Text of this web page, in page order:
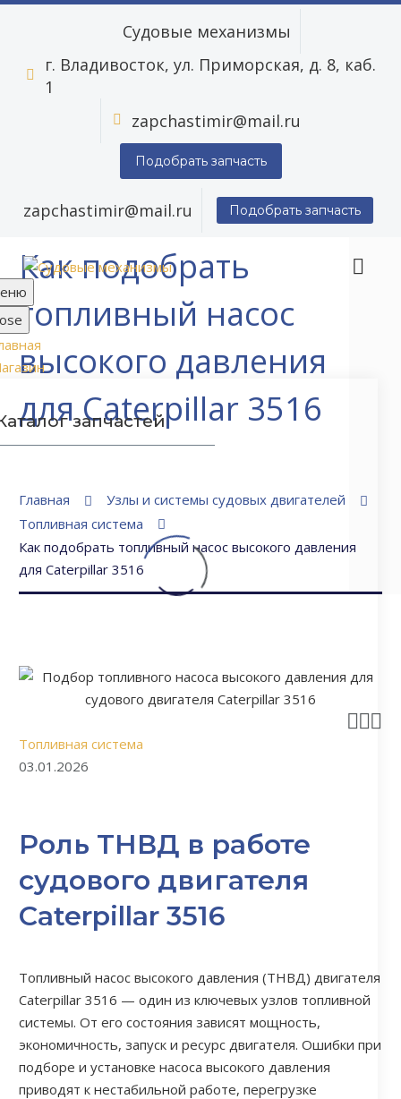
Судовые механизмы


г. Владивосток, ул. Приморская, д. 8, каб.
1

 zapchastimir@mail.ru
Подобрать запчасть
zapchastimir@mail.ru Подобрать запчасть
запчастей
ЗАПЧАСТИ ДЛЯ СУДОВЫХ ДИЗЕЛЕЙ
4154 ЗАПЧАСТЕЙ
163 ЗАПЧАСТЕЙ
ЗАПЧАСТИ НА СЕПАРАТОРЫ
СУДОВЫЕ КОНТРОЛЬНО-
ИЗМЕРИТЕЛЬНЫЕ ПРИБОРЫ
СУДОВЫЕ НАСОСЫ
145 ЗАПЧАСТЕЙ
Как подобрать
топливный насос
высокого давления
для Caterpillar 3516
Главная
Узлы и системы судовых двигателей
Топливная система
Как подобрать топливный насос высокого давления
для Caterpillar 3516

Топливная система
03.01.2026
Роль ТНВД в работе
судового двигателя
Caterpillar 3516
Топливный насос высокого давления (ТНВД) двигателя
Caterpillar 3516 — один из ключевых узлов топливной
системы. От его состояния зависят мощность,
экономичность, запуск и ресурс двигателя. Ошибки при
подборе и установке насоса высокого давления
приводят к нестабильной работе, перегрузке